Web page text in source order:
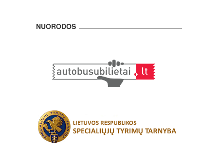
NUORODOS